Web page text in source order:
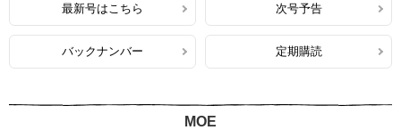
最新号はこちら 次号予告
バックナンバー 定期購読
MOE